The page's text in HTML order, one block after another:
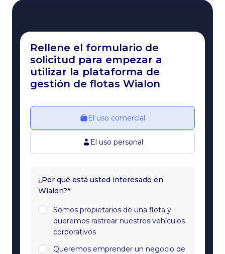
Rellene el formulario de
solicitud para empezar a
utilizar la plataforma de
gestión de flotas Wialon
El uso comercial
El uso personal
¿Por qué está usted interesado en
Wialon?*
Somos propietarios de una flota y
queremos rastrear nuestros vehículos
corporativos
Queremos emprender un negocio de